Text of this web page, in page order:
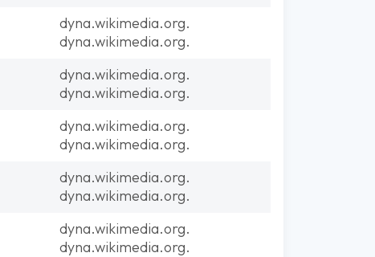
dyna.wikimedia.org.
dyna.wikimedia.org.
dyna.wikimedia.org.
dyna.wikimedia.org.
dyna.wikimedia.org.
dyna.wikimedia.org.
dyna.wikimedia.org.
dyna.wikimedia.org.
dyna.wikimedia.org.
dyna.wikimedia.org.